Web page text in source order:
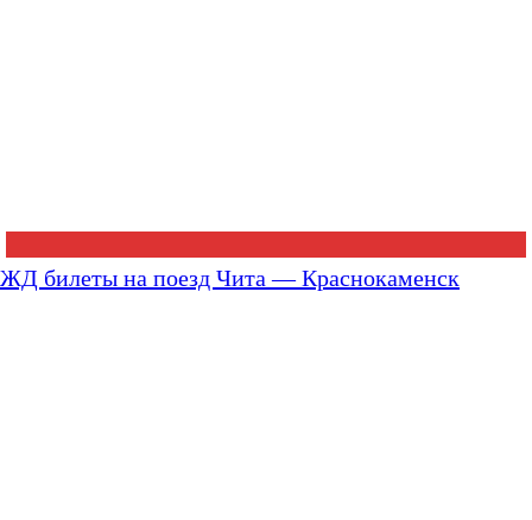
ЖД билеты на поезд Чита — Краснокаменск